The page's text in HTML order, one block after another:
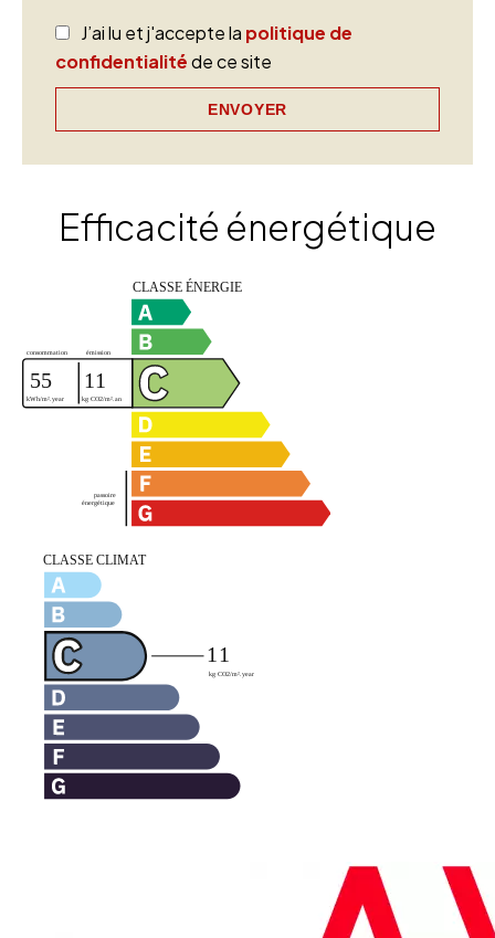
J’ai lu et j'accepte la politique de
confidentialitéde ce site
ENVOYER
Efficacité énergétique